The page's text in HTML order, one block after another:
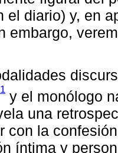
el diario) y, en
embargo,
1 y el monólogo
una
con la
íntima y